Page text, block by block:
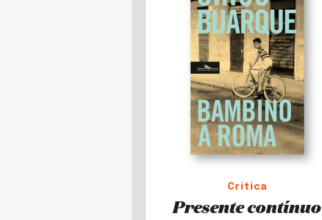
Crítica
Presente contínuo